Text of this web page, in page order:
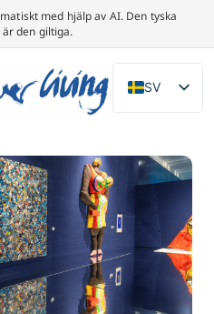
med hjälp av AI. Den tyska
den giltiga.
SV
DE
NL
PL